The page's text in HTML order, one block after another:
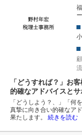
「どうすれば？」お
的確なアドバイスと
「どうしよう？、」「何
真摯に向き合い的確なア
果たします。 続きを読む